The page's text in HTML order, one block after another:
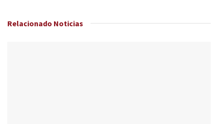
Relacionado Noticias